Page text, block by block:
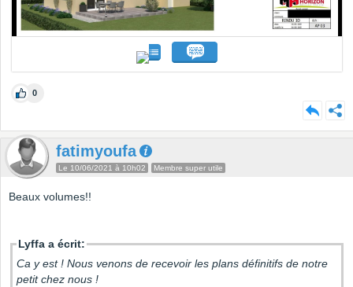
0
fatimyoufa
Le 10/06/2021 à 10h02 Membre super utile
Beaux volumes!!
Lyffa a écrit:
Ca y est ! Nous venons de recevoir les plans définitifs de notre
petit chez nous !